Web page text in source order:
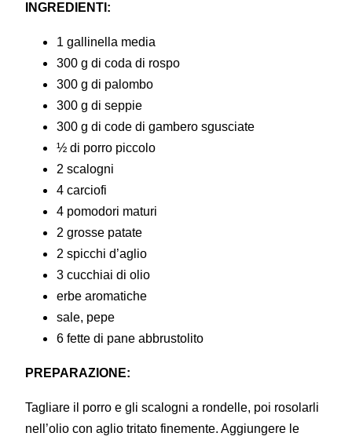
INGREDIENTI:
1 gallinella media
300 g di coda di rospo
300 g di palombo
300 g di seppie
300 g di code di gambero sgusciate
½ di porro piccolo
2 scalogni
4 carciofi
4 pomodori maturi
2 grosse patate
2 spicchi d’aglio
3 cucchiai di olio
erbe aromatiche
sale, pepe
6 fette di pane abbrustolito
PREPARAZIONE:
Tagliare il porro e gli scalogni a rondelle, poi rosolarli
nell’olio con aglio tritato finemente. Aggiungere le